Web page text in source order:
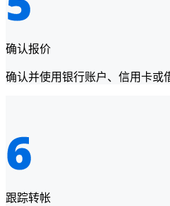
确认报价
确认并使用银行账户、信用卡或
跟踪转帐